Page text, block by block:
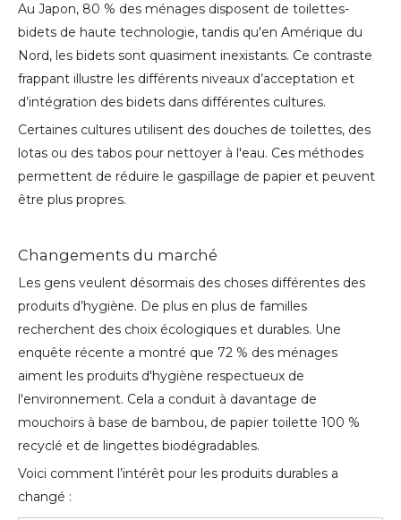
Au Japon, 80 % des ménages disposent de toilettes-
bidets de haute technologie, tandis qu'en Amérique du
Nord, les bidets sont quasiment inexistants. Ce contraste
frappant illustre les différents niveaux d’acceptation et
d’intégration des bidets dans différentes cultures.
Certaines cultures utilisent des douches de toilettes, des
lotas ou des tabos pour nettoyer à l'eau. Ces méthodes
permettent de réduire le gaspillage de papier et peuvent
être plus propres.
Changements du marché
Les gens veulent désormais des choses différentes des
produits d’hygiène. De plus en plus de familles
recherchent des choix écologiques et durables. Une
enquête récente a montré que 72 % des ménages
aiment les produits d'hygiène respectueux de
l'environnement. Cela a conduit à davantage de
mouchoirs à base de bambou, de papier toilette 100 %
recyclé et de lingettes biodégradables.
Voici comment l’intérêt pour les produits durables a
changé :